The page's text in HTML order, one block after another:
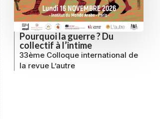
Pourquoi la guerre ? Du
collectif à l’intime
33ème Colloque international de
la revue L’autre